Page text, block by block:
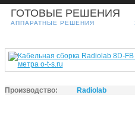
ГОТОВЫЕ РЕШЕНИЯ
АППАРАТНЫЕ РЕШЕНИЯ
Производство: Radiolab